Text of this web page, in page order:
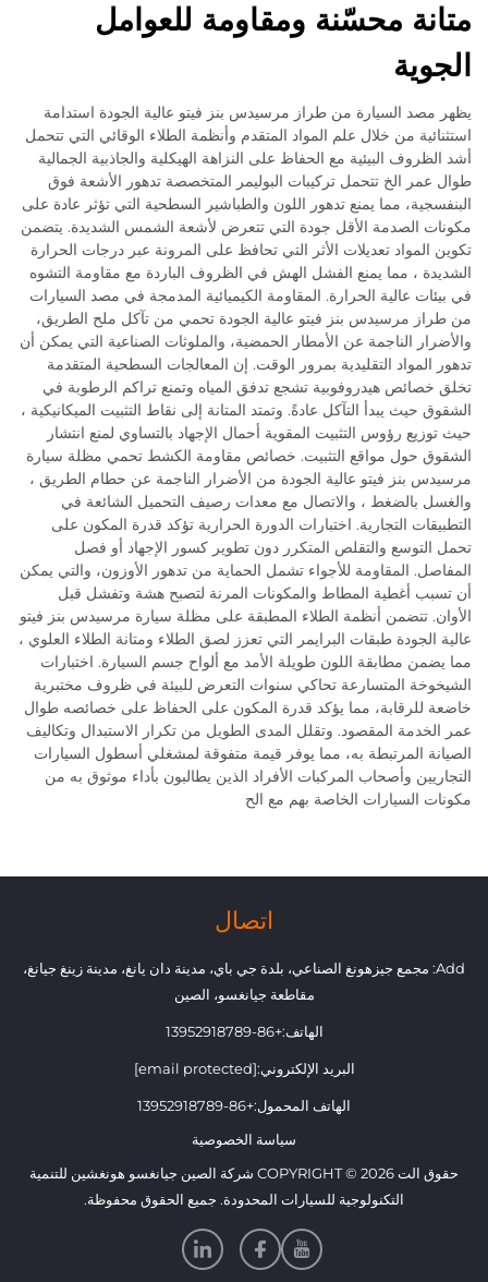
متانة محسّنة ومقاومة للعوامل
الجوية
يظهر مصد السيارة من طراز مرسيدس بنز فيتو عالية الجودة استدامة
استثنائية من خلال علم المواد المتقدم وأنظمة الطلاء الوقائي التي تتحمل
أشد الظروف البيئية مع الحفاظ على النزاهة الهيكلية والجاذبية الجمالية
طوال عمر الخ تتحمل تركيبات البوليمر المتخصصة تدهور الأشعة فوق
البنفسجية، مما يمنع تدهور اللون والطباشير السطحية التي تؤثر عادة على
مكونات الصدمة الأقل جودة التي تتعرض لأشعة الشمس الشديدة. يتضمن
تكوين المواد تعديلات الأثر التي تحافظ على المرونة عبر درجات الحرارة
الشديدة ، مما يمنع الفشل الهش في الظروف الباردة مع مقاومة التشوه
في بيئات عالية الحرارة. المقاومة الكيميائية المدمجة في مصد السيارات
من طراز مرسيدس بنز فيتو عالية الجودة تحمي من تآكل ملح الطريق،
والأضرار الناجمة عن الأمطار الحمضية، والملوثات الصناعية التي يمكن أن
تدهور المواد التقليدية بمرور الوقت. إن المعالجات السطحية المتقدمة
تخلق خصائص هيدروفوبية تشجع تدفق المياه وتمنع تراكم الرطوبة في
الشقوق حيث يبدأ التآكل عادةً. وتمتد المتانة إلى نقاط التثبيت الميكانيكية ،
حيث توزيع رؤوس التثبيت المقوية أحمال الإجهاد بالتساوي لمنع انتشار
الشقوق حول مواقع التثبيت. خصائص مقاومة الكشط تحمي مظلة سيارة
مرسيدس بنز فيتو عالية الجودة من الأضرار الناجمة عن حطام الطريق ،
والغسل بالضغط ، والاتصال مع معدات رصيف التحميل الشائعة في
التطبيقات التجارية. اختبارات الدورة الحرارية تؤكد قدرة المكون على
تحمل التوسع والتقلص المتكرر دون تطوير كسور الإجهاد أو فصل
المفاصل. المقاومة للأجواء تشمل الحماية من تدهور الأوزون، والتي يمكن
أن تسبب أغطية المطاط والمكونات المرنة لتصبح هشة وتفشل قبل
الأوان. تتضمن أنظمة الطلاء المطبقة على مظلة سيارة مرسيدس بنز فيتو
عالية الجودة طبقات البرايمر التي تعزز لصق الطلاء ومتانة الطلاء العلوي ،
مما يضمن مطابقة اللون طويلة الأمد مع ألواح جسم السيارة. اختبارات
الشيخوخة المتسارعة تحاكي سنوات التعرض للبيئة في ظروف مختبرية
خاضعة للرقابة، مما يؤكد قدرة المكون على الحفاظ على خصائصه طوال
عمر الخدمة المقصود. وتقلل المدى الطويل من تكرار الاستبدال وتكاليف
الصيانة المرتبطة به، مما يوفر قيمة متفوقة لمشغلي أسطول السيارات
التجاريين وأصحاب المركبات الأفراد الذين يطالبون بأداء موثوق به من
مكونات السيارات الخاصة بهم مع الح
اتصال
Add: مجمع جيزهونغ الصناعي، بلدة جي باي، مدينة دان يانغ، مدينة زينغ جيانغ،
مقاطعة جيانغسو، الصين
الهاتف:+86-13952918789
البريد الإلكتروني:[email protected]
الهاتف المحمول:+86-13952918789
سياسة الخصوصية
حقوق الت COPYRIGHT © 2026 شركة الصين جيانغسو هونغشين للتنمية
التكنولوجية للسيارات المحدودة. جميع الحقوق محفوظة.